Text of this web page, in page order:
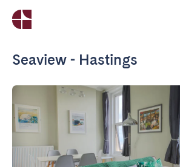
Seaview - Hastings